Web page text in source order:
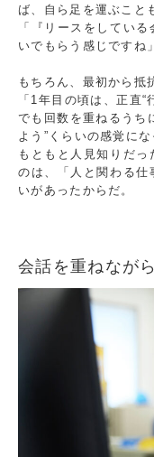
ば、自ら足を運ぶこと
「『リースをしてい
いでもらう感じですね」
もちろん、最初から抵
「1年目の頃は、正直
でも回数を重ねるうち
よう”くらいの感覚にな
もともと人見知りだ
のは、「人と関わる仕
いがあったからだ。
会話を重ねなが